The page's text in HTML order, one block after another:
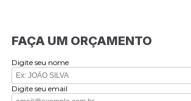
FAÇA UM ORÇAMENTO
Digite seu nome
Digite seu email